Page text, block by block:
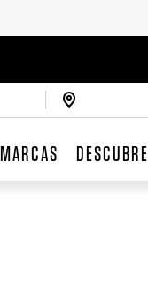
MARCAS DESCUBRE